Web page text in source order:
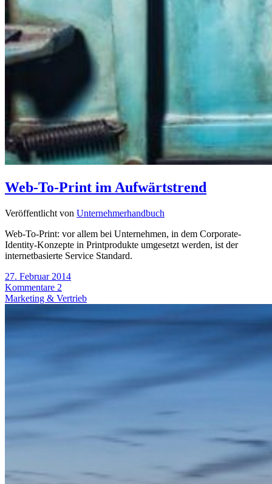
Web-To-Print im Aufwärtstrend
Veröffentlicht von Unternehmerhandbuch
Web-To-Print: vor allem bei Unternehmen, in dem Corporate-
Identity-Konzepte in Printprodukte umgesetzt werden, ist der
internetbasierte Service Standard.
27. Februar 2014
Kommentare 2
Marketing & Vertrieb